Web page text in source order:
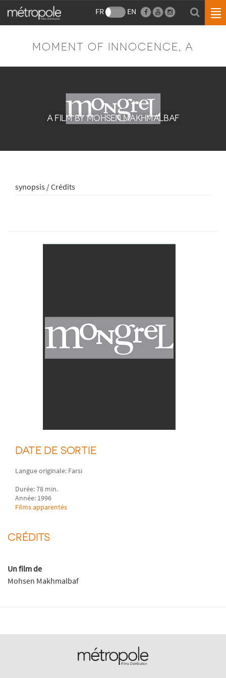
FR EN
MOMENT OF INNOCENCE, A
A FILM BY MOHSEN MAKHMALBAF
synopsis / Crédits
DATE DE SORTIE
Langue originale: Farsi
Durée: 78 min.
Année: 1996
Films apparentés
CRÉDITS
Un film de
Mohsen Makhmalbaf